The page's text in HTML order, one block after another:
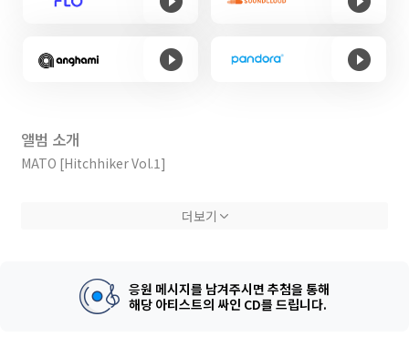
앨범 소개
MATO [Hitchhiker Vol.1]
이번 앨범 Hitchhiker Vol.1 은 사랑에 관한 이야기를 담았습니다.
영원할 순 없어도 영원하기를 바라는 마음, 시간이 지날수록 쌓여가는
추억들은 저를 살아있게 만들거든요. 그 추억들과 감정을 이 앨범에 고
더보기
응원 메시지를 남겨주시면 추첨을 통해
해당 아티스트의 싸인 CD를 드립니다.